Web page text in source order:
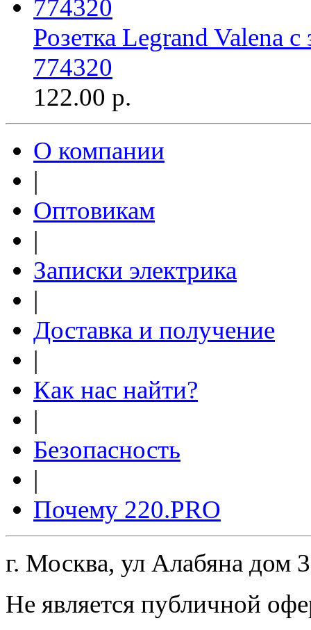
Розетка Legrand Valena
774320
122.00 р.
О компании
|
Оптовикам
|
Записки электрика
|
Доставка и получение
|
Как нас найти?
|
Безопасность
|
Почему 220.PRO
г. Москва, ул Алабяна дом
Не является публичной